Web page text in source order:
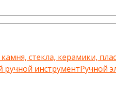
стекла, керамики,
ручной инструментРучной